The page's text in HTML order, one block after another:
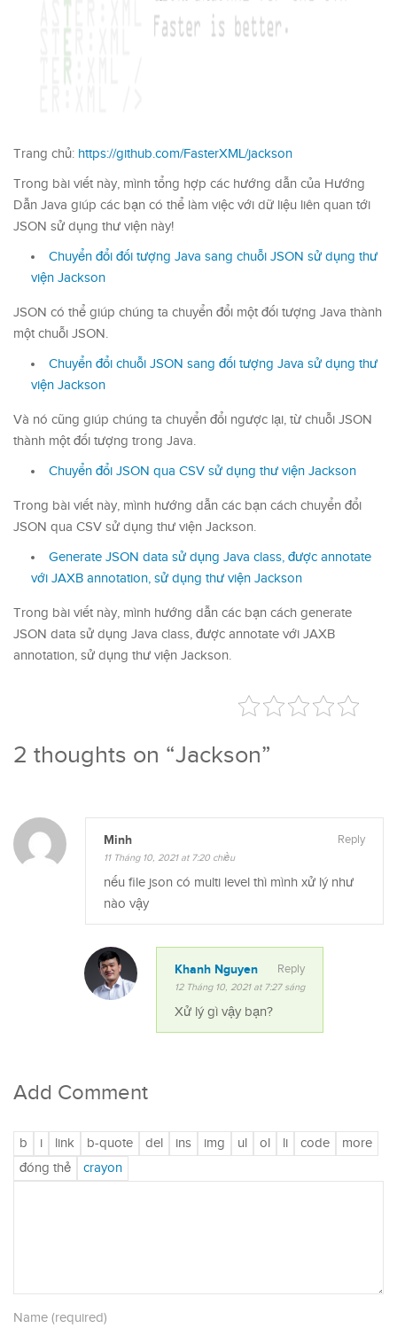
Trang chủ: https://github.com/FasterXML/jackson
Trong bài viết này, mình tổng hợp các hướng dẫn của Hướng
Dẫn Java giúp các bạn có thể làm việc với dữ liệu liên quan tới
JSON sử dụng thư viện này!
Chuyển đổi đối tượng Java sang chuỗi JSON sử dụng thư
viện Jackson
JSON có thể giúp chúng ta chuyển đổi một đối tượng Java thành
một chuỗi JSON.
Chuyển đổi chuỗi JSON sang đối tượng Java sử dụng thư
viện Jackson
Và nó cũng giúp chúng ta chuyển đổi ngược lại, từ chuỗi JSON
thành một đối tượng trong Java.
Chuyển đổi JSON qua CSV sử dụng thư viện Jackson
Trong bài viết này, mình hướng dẫn các bạn cách chuyển đổi
JSON qua CSV sử dụng thư viện Jackson.
Generate JSON data sử dụng Java class, được annotate
với JAXB annotation, sử dụng thư viện Jackson
Trong bài viết này, mình hướng dẫn các bạn cách generate
JSON data sử dụng Java class, được annotate với JAXB
annotation, sử dụng thư viện Jackson.
2 thoughts on “Jackson”
Minh
11 Tháng 10, 2021 at 7:20 chiều
Reply
nếu file json có multi level thì mình xử lý như
nào vậy
Khanh Nguyen
12 Tháng 10, 2021 at 7:27 sáng
Reply
Xử lý gì vậy bạn?
Add Comment
Name (required)